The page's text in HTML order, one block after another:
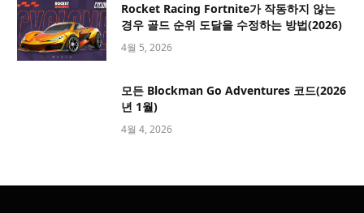
Rocket Racing Fortnite가 작동하지 않는
경우 골드 순위 도달을 수정하는 방법(2026)
4월 5, 2026
모든 Blockman Go Adventures 코드(2026
년 1월)
4월 4, 2026